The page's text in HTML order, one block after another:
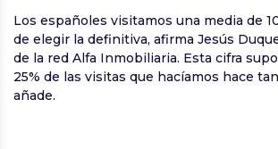
Los españoles visitamos una media de
de elegir la definitiva, afirma Jesús
de la red Alfa Inmobiliaria. Esta cifra
25% de las visitas que hacíamos hace
añade.